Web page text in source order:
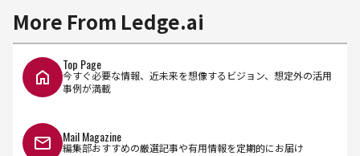
More From Ledge.ai
Top Page
今すぐ必要な情報、近未来を想像するビジョン、想定外の活用
事例が満載
Mail Magazine
編集部おすすめの厳選記事や有用情報を定期的にお届け